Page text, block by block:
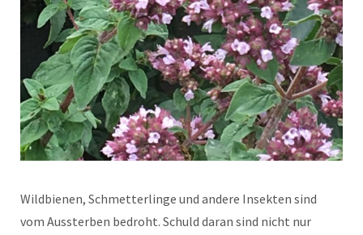
Wildbienen, Schmetterlinge und andere Insekten sind
vom Aussterben bedroht. Schuld daran sind nicht nur